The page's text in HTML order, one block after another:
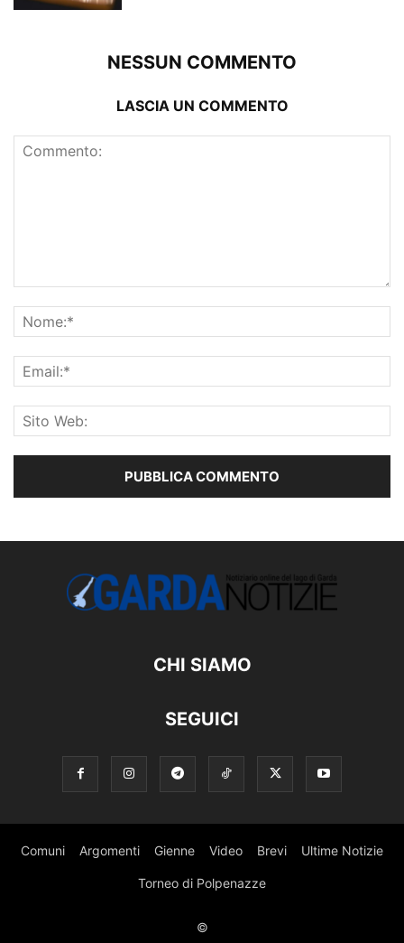
NESSUN COMMENTO
LASCIA UN COMMENTO
CHI SIAMO
SEGUICI
Comuni Argomenti Gienne Video Brevi Ultime Notizie
Torneo di Polpenazze
©